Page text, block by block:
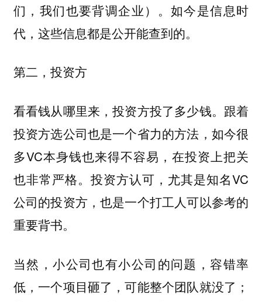
们，我们也要背调企业）。如今是信息时
代，这些信息都是公开能查到的。
第二， 投资方
看看钱从哪里来，投资方投了多少钱。跟着
投资方选公司也是一个省力的方法，如今很
多VC本身钱也来得不容易，在投资上把关
也非常严格。投资方认可，尤其是知名VC
公司的投资方，也是一个打工人可以参考的
重要背书。
当然，小公司也有小公司的问题，容错率
低，一个项目砸了，可能整个团队就没了；